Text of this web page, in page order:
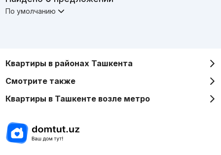
По умолчанию
Квартиры в районах Ташкента
Смотрите также
Квартиры в Ташкенте возле метро